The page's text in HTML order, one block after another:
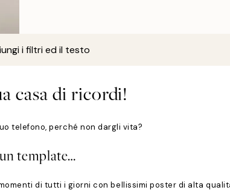
i filtri ed il testo
casa di ricordi!
telefono, perché non dargli vita?
template…
di tutti i giorni con bellissimi poster di alta